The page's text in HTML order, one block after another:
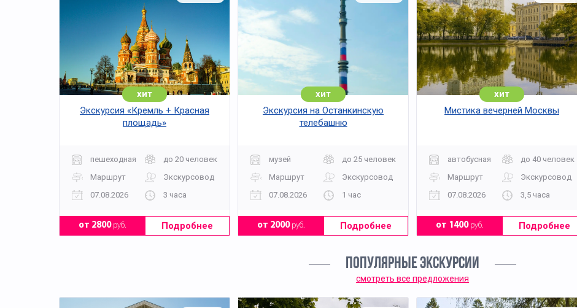
хит
Экскурсия «Кремль + Красная
площадь»
пешеходная
до 20 человек
Маршрут
Экскурсовод
07.08.2026
3 часа
от 2800руб. Подробнее
хит
Экскурсия на Останкинскую
телебашню
музей
до 25 человек
Маршрут
Экскурсовод
07.08.2026
1 час
от 2000руб. Подробнее
хит
Мистика вечерней Москвы
автобусная
до 40 человек
Маршрут
Экскурсовод
07.08.2026
3,5 часа
от 1400руб. Подробнее
ПОПУЛЯРНЫЕ ЭКСКУРСИИ
смотреть все предложения